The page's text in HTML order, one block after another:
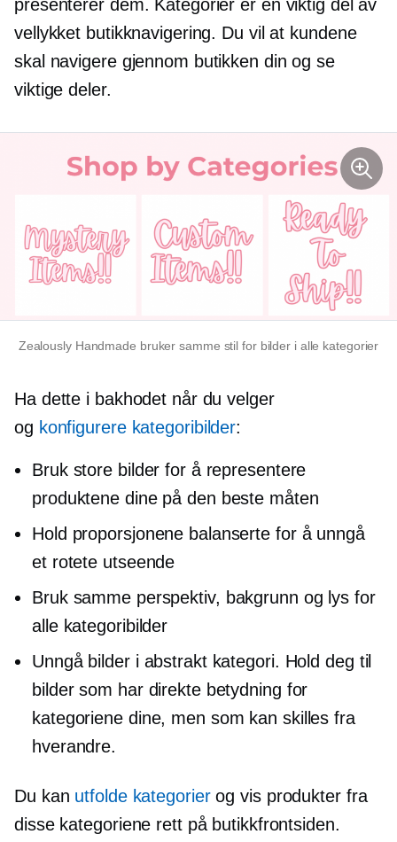
presenterer dem. Kategorier er en viktig del av
vellykket butikknavigering. Du vil at kundene
skal navigere gjennom butikken din og se
viktige deler.
Zealously Handmade bruker samme stil for bilder i alle kategorier
Ha dette i bakhodet når du velger
og konfigurere kategoribilder:
Bruk store bilder for å representere
produktene dine på den beste måten
Hold proporsjonene balanserte for å unngå
et rotete utseende
Bruk samme perspektiv, bakgrunn og lys for
alle kategoribilder
Unngå bilder i abstrakt kategori. Hold deg til
bilder som har direkte betydning for
kategoriene dine, men som kan skilles fra
hverandre.
Du kan utfolde kategorierog vis produkter fra
disse kategoriene rett på butikkfrontsiden.